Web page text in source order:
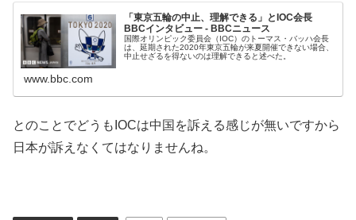
「東京五輪の中止、理解できる」とIOC会長
BBCインタビュー - BBCニュース
国際オリンピック委員会（IOC）のトーマス・バッハ会長
は、延期された2020年東京五輪が来夏開催できない場合、
中止せざるを得ないのは理解できると述べた。
www.bbc.com
とのことでどうもIOCは中国を訴える感じが無いですから
日本が訴えなくてはなりませんね。